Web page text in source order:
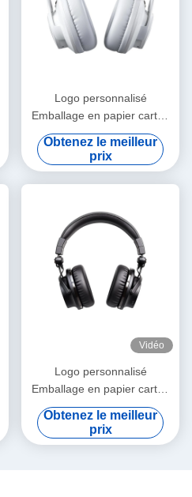
Logo personnalisé
Emballage en papier carton
pliable en or blanc / noir /
rose Luxe boîte cadeau
magnétique avec fermeture
à ruban
Obtenez le meilleur
prix
Vidéo
Logo personnalisé
Emballage en papier carton
pliable en or blanc / noir /
rose Luxe boîte cadeau
magnétique avec fermeture
Obtenez le meilleur
prix